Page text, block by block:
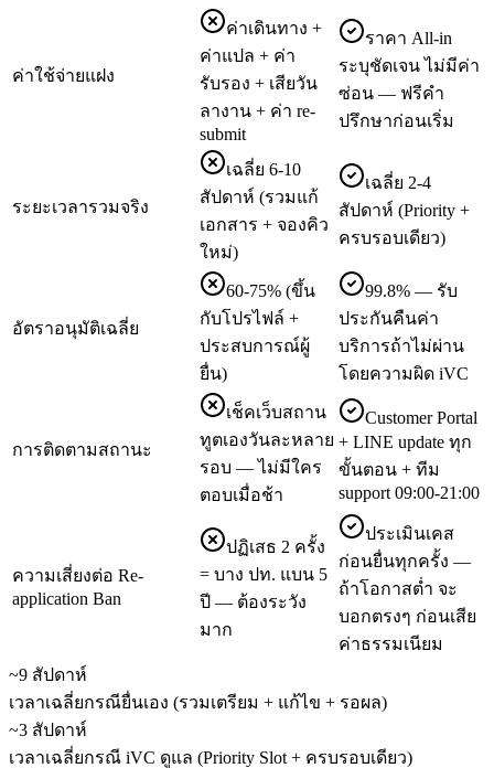
ค่าใช้จ่ายแฝง
ค่าเดินทาง +
ค่าแปล + ค่า
รับรอง + เสียวัน
ลางาน + ค่า re-
submit
ราคา All-in
ระบุชัดเจน ไม่มีค่า
ซ่อน — ฟรีคำ
ปรึกษาก่อนเริ่ม
ระยะเวลารวมจริง
เฉลี่ย 6-10
สัปดาห์ (รวมแก้
เอกสาร + จองคิว
ใหม่)
เฉลี่ย 2-4
สัปดาห์ (Priority +
ครบรอบเดียว)
อัตราอนุมัติเฉลี่ย
60-75% (ขึ้น
กับโปรไฟล์ +
ประสบการณ์ผู้
ยื่น)
99.8% — รับ
ประกันคืนค่า
บริการถ้าไม่ผ่าน
โดยความผิด iVC
การติดตามสถานะ
เช็คเว็บสถาน
ทูตเองวันละหลาย
รอบ — ไม่มีใคร
ตอบเมื่อช้า
Customer Portal
+ LINE update ทุก
ขั้นตอน + ทีม
support 09:00-21:00
ความเสี่ยงต่อ Re-
application Ban
ปฏิเสธ 2 ครั้ง
= บาง ปท. แบน 5
ปี — ต้องระวัง
มาก
ประเมินเคส
ก่อนยื่นทุกครั้ง —
ถ้าโอกาสต่ำ จะ
บอกตรงๆ ก่อนเสีย
ค่าธรรมเนียม
~9 สัปดาห์
เวลาเฉลี่ยกรณียื่นเอง (รวมเตรียม + แก้ไข + รอผล)
~3 สัปดาห์
เวลาเฉลี่ยกรณี iVC ดูแล (Priority Slot + ครบรอบเดียว)